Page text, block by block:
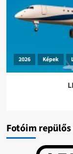
2026 Képek
Fotóim